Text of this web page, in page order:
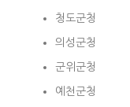
청도군청
의성군청
군위군청
예천군청